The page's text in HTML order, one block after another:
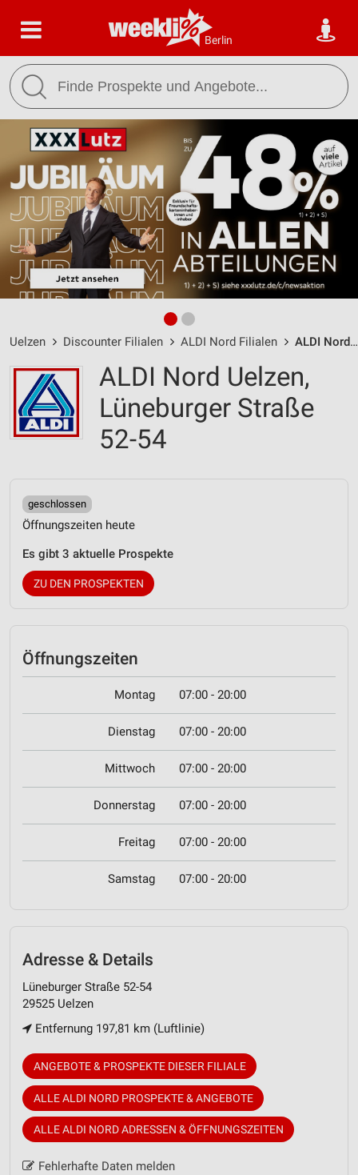
Berlin
Uelzen Discounter Filialen ALDI Nord Filialen ALDI Nord Uelzen / Lüneburger Straße 52-54 - Öffnungszeiten & Adresse
ALDI Nord Uelzen,
Lüneburger Straße
52-54
geschlossen
Öffnungszeiten heute
Es gibt 3 aktuelle Prospekte
ZU DEN PROSPEKTEN
Öffnungszeiten
Montag 07:00 - 20:00
Dienstag 07:00 - 20:00
Mittwoch 07:00 - 20:00
Donnerstag 07:00 - 20:00
Freitag 07:00 - 20:00
Samstag 07:00 - 20:00
Adresse & Details
Lüneburger Straße 52-54
29525 Uelzen
Entfernung 197,81 km (Luftlinie)
ANGEBOTE & PROSPEKTE DIESER FILIALE
ALLE ALDI NORD PROSPEKTE & ANGEBOTE
ALLE ALDI NORD ADRESSEN & ÖFFNUNGSZEITEN
Fehlerhafte Daten melden